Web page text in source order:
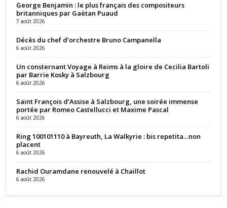
George Benjamin : le plus français des compositeurs
britanniques par Gaëtan Puaud
7 août 2026
Décès du chef d’orchestre Bruno Campanella
6 août 2026
Un consternant Voyage à Reims à la gloire de Cecilia Bartoli
par Barrie Kosky à Salzbourg
6 août 2026
Saint François d’Assise à Salzbourg, une soirée immense
portée par Romeo Castellucci et Maxime Pascal
6 août 2026
Ring 100101110 à Bayreuth, La Walkyrie : bis repetita…non
placent
6 août 2026
Rachid Ouramdane renouvelé à Chaillot
6 août 2026